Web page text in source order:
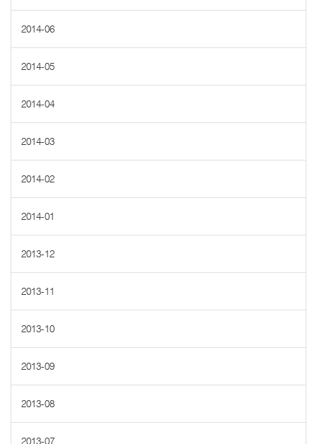
2014-06
2014-05
2014-04
2014-03
2014-02
2014-01
2013-12
2013-11
2013-10
2013-09
2013-08
2013-07